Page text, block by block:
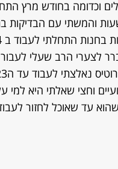
וכדומה בחודש מרץ
פעמיים בשבוע בערב 4 שעות והמשתי
לצערי הרב שעלי
וחצי שאלתי היא
שהוא עד שאוכל לחזור